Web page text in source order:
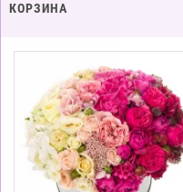
КОРЗИНА